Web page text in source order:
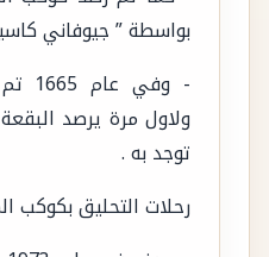
بواسطة ” جيوفاني
-
ولاول مرة يرصد
توجد به .
رحلات التحليق بكوكب